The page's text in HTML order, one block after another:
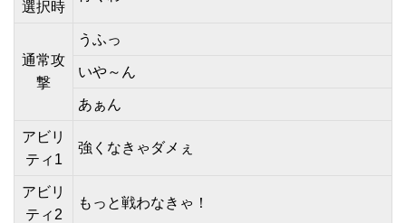
選択時
通常攻
撃
うふっ
いや～ん
あぁん
アビリ
ティ1
強くなきゃダメぇ
アビリ
ティ2
もっと戦わなきゃ！